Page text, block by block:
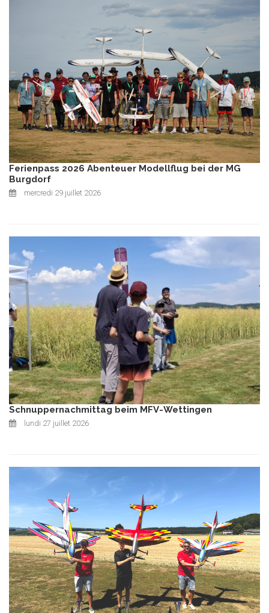
Ferienpass 2026 Abenteuer Modellflug bei der MG
Burgdorf
mercredi 29 juillet 2026
Schnuppernachmittag beim MFV-Wettingen
lundi 27 juillet 2026